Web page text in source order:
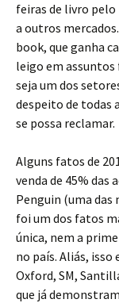
feiras de livro pelo
a outros
book, que ganha
leigo em
seja um dos
despeito de todas
se possa reclamar.
Alguns fatos de
venda de 45% das
Penguin (uma das
foi um dos fatos
única, nem a
no país. Aliás, isso
Oxford, SM,
que já